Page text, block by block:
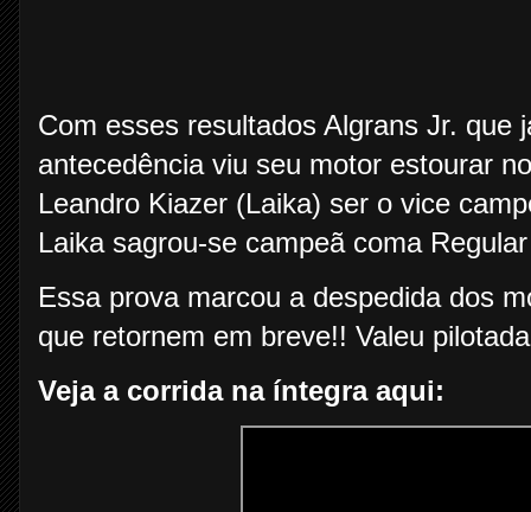
Com esses resultados Algrans Jr. que
antecedência viu seu motor estourar
Leandro Kiazer (Laika) ser o vice
Laika sagrou-se campeã coma
Essa prova marcou a despedida dos
que retornem em breve!! Valeu
Veja a corrida na íntegra aqui: